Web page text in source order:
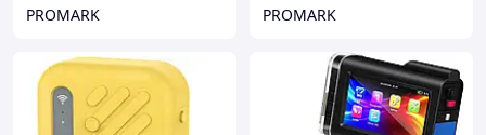
PROMARK PROMARK